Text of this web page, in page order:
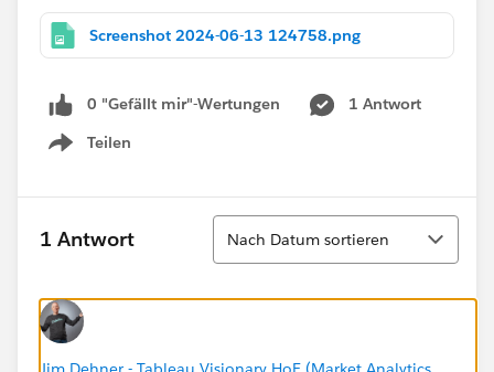
Screenshot 2024-06-13 124758.png
0 "Gefällt mir"-Wertungen
1 Antwort
Teilen
Show menu
1 Antwort
Sortieren
Nach Datum sortieren